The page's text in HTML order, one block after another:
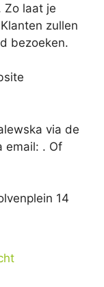
Zo laat je
zullen
bezoeken.
via de
email: . Of
14